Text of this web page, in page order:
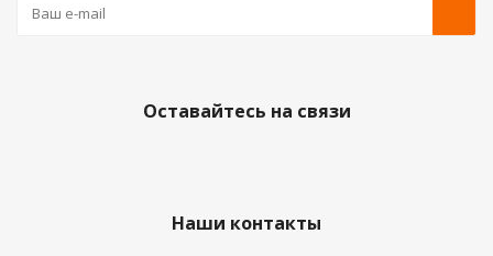
Оставайтесь на связи
Наши контакты